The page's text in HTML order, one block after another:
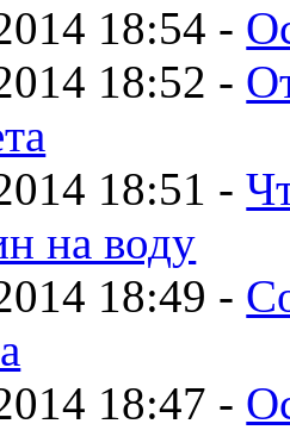
18:54 -
18:52 -
18:51 -
на воду
18:49 -
18:47 -